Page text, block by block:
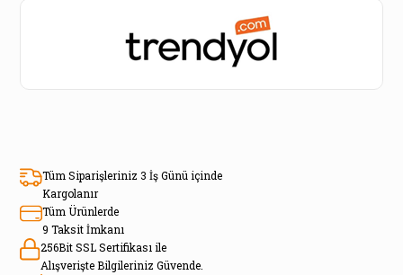
Tüm Siparişleriniz 3 İş Günü içinde
Kargolanır
Tüm Ürünlerde
9 Taksit İmkanı
256Bit SSL Sertifikası ile
Alışverişte Bilgileriniz Güvende.